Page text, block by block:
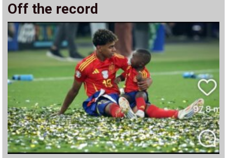
Off the record